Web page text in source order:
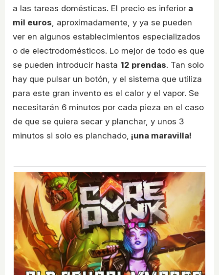
a las tareas domésticas. El precio es inferior a
mil euros, aproximadamente, y ya se pueden
ver en algunos establecimientos especializados
o de electrodomésticos. Lo mejor de todo es que
se pueden introducir hasta 12 prendas. Tan solo
hay que pulsar un botón, y el sistema que utiliza
para este gran invento es el calor y el vapor. Se
necesitarán 6 minutos por cada pieza en el caso
de que se quiera secar y planchar, y unos 3
minutos si solo es planchado, ¡una maravilla!